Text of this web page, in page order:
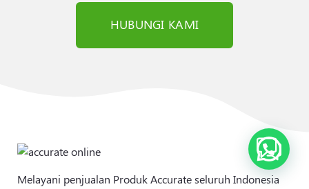
HUBUNGI KAMI
Melayani penjualan Produk Accurate seluruh Indonesia